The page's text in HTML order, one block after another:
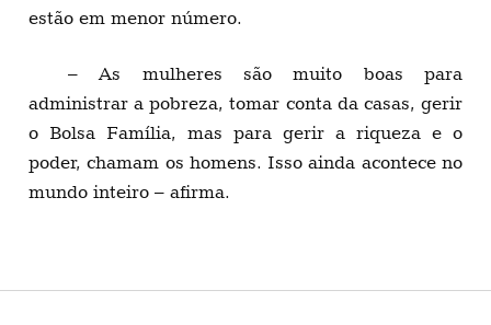
estão em menor número.
– As mulheres são muito boas para
administrar a pobreza, tomar conta da casas, gerir
o Bolsa Família, mas para gerir a riqueza e o
poder, chamam os homens. Isso ainda acontece no
mundo inteiro – afirma.